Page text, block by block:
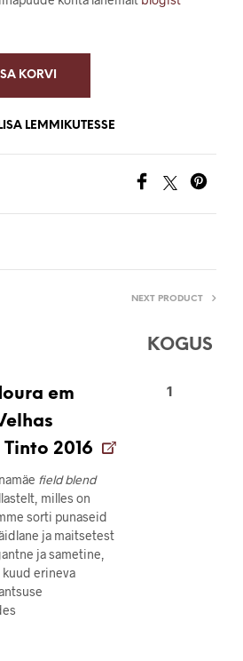
KORVI
LISA LEMMIKUTESSE
NEXT PRODUCT
KOGUS
em
2016
field blend
milles on
sorti punaseid
ja maitsetest
ja sametine,
kuud erineva
1